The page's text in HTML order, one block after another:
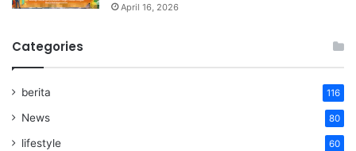
April 16, 2026
Categories
berita 116
News 80
lifestyle 60